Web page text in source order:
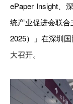
ePaper Insight、
统产业促进会联
2025）」在深圳
大召开。